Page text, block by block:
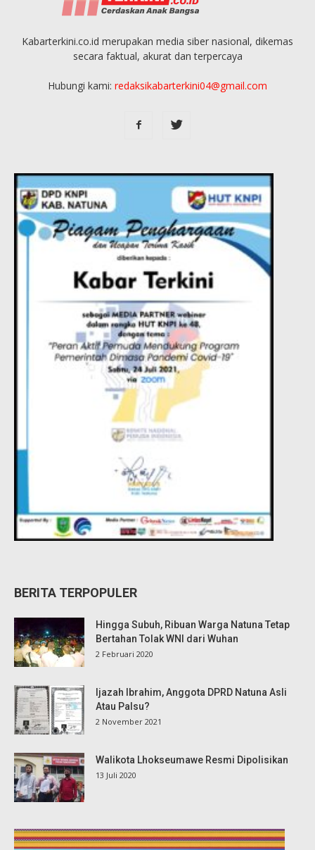
Kabarterkini.co.id merupakan media siber nasional, dikemas
secara faktual, akurat dan terpercaya
Hubungi kami: redaksikabarterkini04@gmail.com
BERITA TERPOPULER
Hingga Subuh, Ribuan Warga Natuna Tetap
Bertahan Tolak WNI dari Wuhan
2 Februari 2020
Ijazah Ibrahim, Anggota DPRD Natuna Asli
Atau Palsu?
2 November 2021
Walikota Lhokseumawe Resmi Dipolisikan
13 Juli 2020